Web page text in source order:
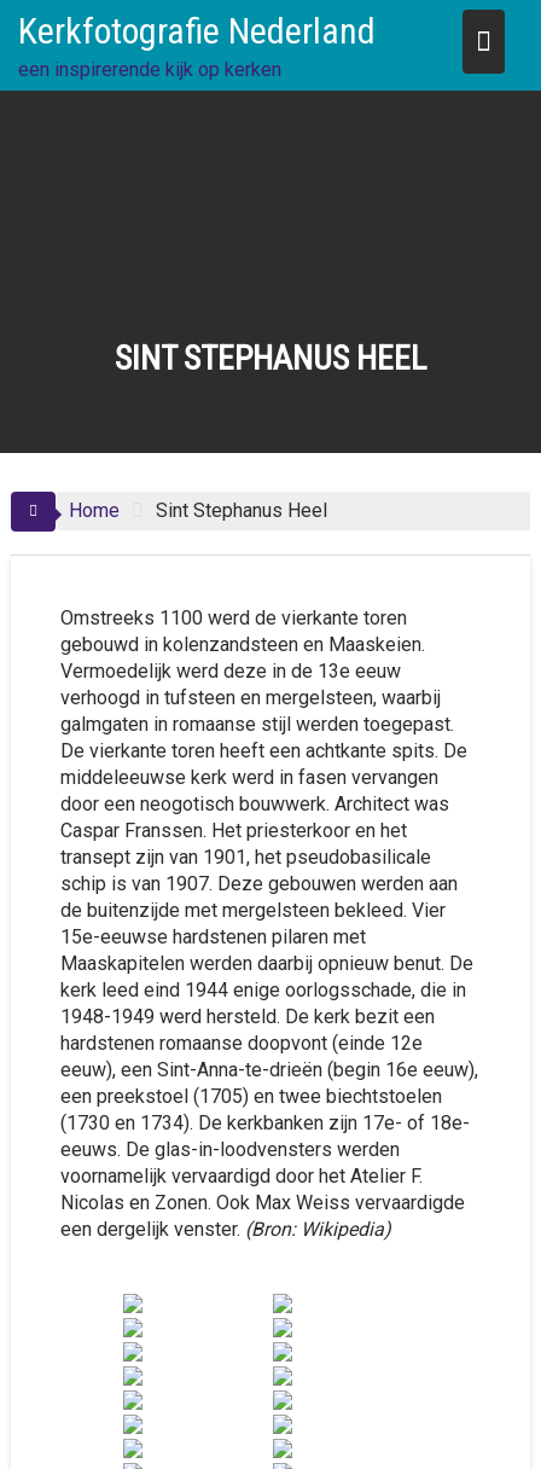
content
Kerkfotografie Nederland
een inspirerende kijk op kerken
SINT STEPHANUS HEEL
Home Sint Stephanus Heel
Omstreeks 1100 werd de vierkante toren
gebouwd in kolenzandsteen en Maaskeien.
Vermoedelijk werd deze in de 13e eeuw
verhoogd in tufsteen en mergelsteen, waarbij
galmgaten in romaanse stijl werden toegepast.
De vierkante toren heeft een achtkante spits. De
middeleeuwse kerk werd in fasen vervangen
door een neogotisch bouwwerk. Architect was
Caspar Franssen. Het priesterkoor en het
transept zijn van 1901, het pseudobasilicale
schip is van 1907. Deze gebouwen werden aan
de buitenzijde met mergelsteen bekleed. Vier
15e-eeuwse hardstenen pilaren met
Maaskapitelen werden daarbij opnieuw benut. De
kerk leed eind 1944 enige oorlogsschade, die in
1948-1949 werd hersteld. De kerk bezit een
hardstenen romaanse doopvont (einde 12e
eeuw), een Sint-Anna-te-drieën (begin 16e eeuw),
een preekstoel (1705) en twee biechtstoelen
(1730 en 1734). De kerkbanken zijn 17e- of 18e-
eeuws. De glas-in-loodvensters werden
voornamelijk vervaardigd door het Atelier F.
Nicolas en Zonen. Ook Max Weiss vervaardigde
een dergelijk venster. (Bron: Wikipedia)